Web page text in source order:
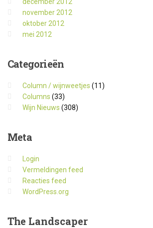
november 2012
oktober 2012
mei 2012
Categorieën
Column / wijnweetjes (11)
Columns (33)
Wijn Nieuws (308)
Meta
Login
Vermeldingen feed
Reacties feed
WordPress.org
The Landscaper